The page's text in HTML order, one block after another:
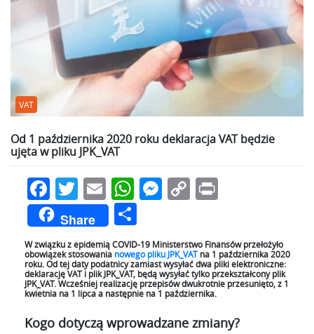
VAT
Od 1 października 2020 roku deklaracja VAT będzie
ujęta w pliku JPK_VAT
Facebook
Twitter
EmailWhatsApp
Messenger
Copy
Share
się
W związku z epidemią COVID-19 Ministerstwo Finansów przełożyło
obowiązek stosowania nowego pliku JPK_VAT na 1 października 2020
roku. Od tej daty podatnicy zamiast wysyłać dwa pliki elektroniczne:
deklarację VAT i plik JPK_VAT, będą wysyłać tylko przekształcony plik
JPK_VAT. Wcześniej realizację przepisów dwukrotnie przesunięto, z 1
kwietnia na 1 lipca a następnie na 1 października.
Kogo dotyczą wprowadzane zmiany?